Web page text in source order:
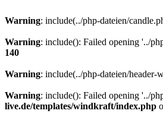
Warning: include(../php-dateien/
Warning: include(): Failed opening '../
140
Warning: include(../php-dateien/
Warning: include(): Failed opening '../
live.de/templates/windkraft/index.php